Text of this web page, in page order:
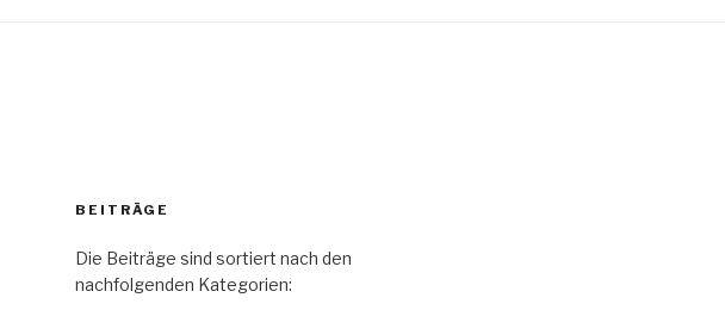
BEITRÄGE
Die Beiträge sind sortiert nach den
nachfolgenden Kategorien: